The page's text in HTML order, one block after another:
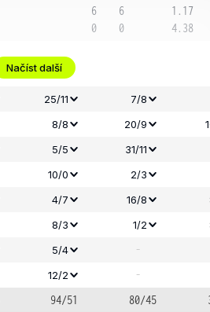
6
0
6
0
1.17
4.38
Načíst další
25/11 7/8
8/8 20/9
5/5
31/11
10/0
2/3
4/7 16/8
8/3 1/2
5/4 -
12/2
-
94/51 80/45